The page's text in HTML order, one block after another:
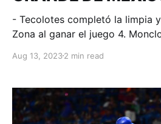
- Tecolotes completó la limpia
Zona al ganar el juego 4. Monclova, Coahuila; 13 de
Barraza colgó un cero del
entrado con corredores en 3ra
Aug 13, 20232 min read